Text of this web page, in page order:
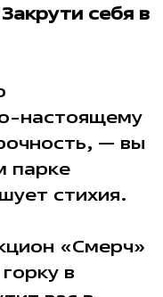
себя в
настоящему
— вы
парке
стихия.
«Смерч»
в